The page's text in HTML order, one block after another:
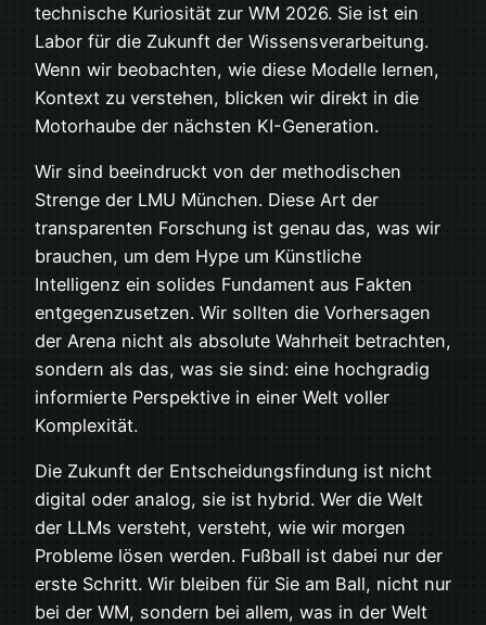
technische Kuriosität zur WM 2026. Sie ist ein
Labor für die Zukunft der Wissensverarbeitung.
Wenn wir beobachten, wie diese Modelle lernen,
Kontext zu verstehen, blicken wir direkt in die
Motorhaube der nächsten KI-Generation.
Wir sind beeindruckt von der methodischen
Strenge der LMU München. Diese Art der
transparenten Forschung ist genau das, was wir
brauchen, um dem Hype um Künstliche
Intelligenz ein solides Fundament aus Fakten
entgegenzusetzen. Wir sollten die Vorhersagen
der Arena nicht als absolute Wahrheit betrachten,
sondern als das, was sie sind: eine hochgradig
informierte Perspektive in einer Welt voller
Komplexität.
Die Zukunft der Entscheidungsfindung ist nicht
digital oder analog, sie ist hybrid. Wer die Welt
der LLMs versteht, versteht, wie wir morgen
Probleme lösen werden. Fußball ist dabei nur der
erste Schritt. Wir bleiben für Sie am Ball, nicht nur
bei der WM, sondern bei allem, was in der Welt